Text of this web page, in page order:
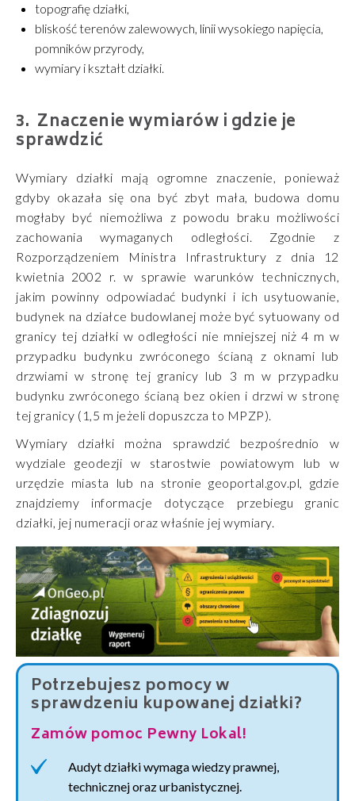
topografię działki,
bliskość terenów zalewowych, linii wysokiego napięcia,
pomników przyrody,
wymiary i kształt działki.
Znaczenie wymiarów i gdzie je
sprawdzić
Wymiary działki mają ogromne znaczenie, ponieważ
gdyby okazała się ona być zbyt mała, budowa domu
mogłaby być niemożliwa z powodu braku możliwości
zachowania wymaganych odległości. Zgodnie z
Rozporządzeniem Ministra Infrastruktury z dnia 12
kwietnia 2002 r. w sprawie warunków technicznych,
jakim powinny odpowiadać budynki i ich usytuowanie,
budynek na działce budowlanej może być sytuowany od
granicy tej działki w odległości nie mniejszej niż 4 m w
przypadku budynku zwróconego ścianą z oknami lub
drzwiami w stronę tej granicy lub 3 m w przypadku
budynku zwróconego ścianą bez okien i drzwi w stronę
tej granicy (1,5 m jeżeli dopuszcza to MPZP).
Wymiary działki można sprawdzić bezpośrednio w
wydziale geodezji w starostwie powiatowym lub w
urzędzie miasta lub na stronie geoportal.gov.pl, gdzie
znajdziemy informacje dotyczące przebiegu granic
działki, jej numeracji oraz właśnie jej wymiary.
Potrzebujesz pomocy w
sprawdzeniu kupowanej działki?
Zamów pomoc Pewny Lokal!
Audyt działki wymaga wiedzy prawnej,
technicznej oraz urbanistycznej.